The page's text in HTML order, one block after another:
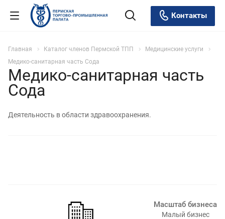
Контакты
Главная Каталог членов Пермской ТПП
Медицинские услуги
Медико-санитарная часть Сода
Медико-санитарная часть
Сода
Деятельность в области здравоохранения.
Масштаб бизнеса
Малый бизнес